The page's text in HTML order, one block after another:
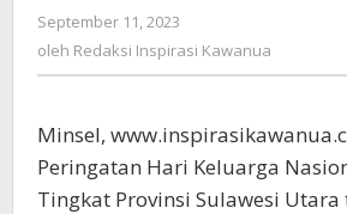
September 11, 2023
Redaksi
oleh Redaksi Inspirasi Kawanua
Minsel,
Peringatan Hari Keluarga
Tingkat Provinsi Sulawesi Utara